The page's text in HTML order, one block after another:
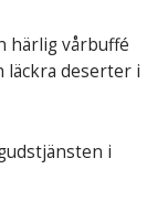
härlig vårbuffé
läckra deserter i
i